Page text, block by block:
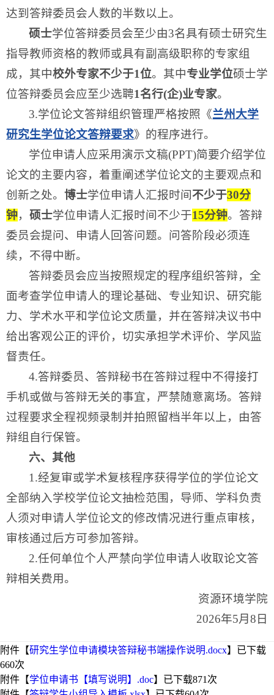
达到答辩委员会人数的半数以上。
硕士学位答辩委员会至少由3名具有硕士研究生
指导教师资格的教师或具有副高级职称的专家组
成，其中校外专家不少于1位。其中专业学位硕士学
位答辩委员会应至少选聘1名行(企)业专家。
3.学位论文答辩组织管理严格按照《兰州大学
研究生学位论文答辩要求》的程序进行。
学位申请人应采用演示文稿(PPT)简要介绍学位
论文的主要内容，着重阐述学位论文的主要观点和
创新之处。 博士学位申请人汇报时间不少于30分
钟， 硕士学位申请人汇报时间不少于15分钟。答辩
委员会提问、申请人回答问题。问答阶段必须连
续，不得中断。
答辩委员会应当按照规定的程序组织答辩，全
面考查学位申请人的理论基础、专业知识、研究能
力、学术水平和学位论文质量，并在答辩决议书中
给出客观公正的评价，切实承担学术评价、学风监
督责任。
4.答辩委员、答辩秘书在答辩过程中不得接打
手机或做与答辩无关的事宜，严禁随意离场。答辩
过程要求全程视频录制并拍照留档半年以上，由答
辩组自行保管。
六、其他
1.经复审或学术复核程序获得学位的学位论文
全部纳入学校学位论文抽检范围，导师、学科负责
人须对申请人学位论文的修改情况进行重点审核，
审核通过后方可参加答辩。
2.任何单位个人严禁向学位申请人收取论文答
辩相关费用。
资源环境学院
2026年5月8日
附件【研究生学位申请模块答辩秘书端操作说明.docx】已下载
660次
附件【学位申请书【填写说明】.doc】已下载871 次